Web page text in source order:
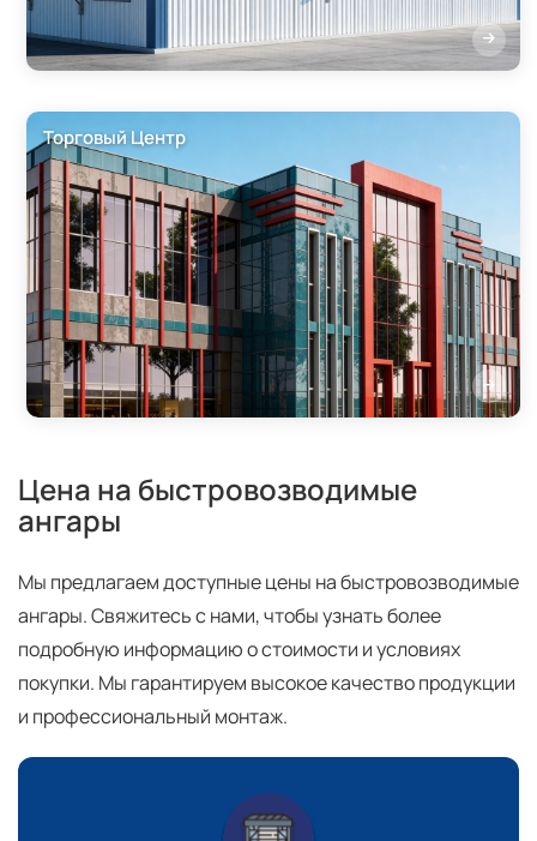
Торговый Центр
Цена на быстровозводимые
ангары
Мы предлагаем доступные цены на быстровозводимые
ангары. Свяжитесь с нами, чтобы узнать более
подробную информацию о стоимости и условиях
покупки. Мы гарантируем высокое качество продукции
и профессиональный монтаж.